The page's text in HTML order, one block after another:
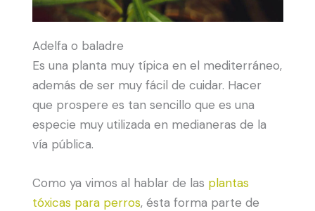
Adelfa o baladre
Es una planta muy típica en el mediterráneo,
además de ser muy fácil de cuidar. Hacer
que prospere es tan sencillo que es una
especie muy utilizada en medianeras de la
vía pública.
Como ya vimos al hablar de las plantas
tóxicas para perros, ésta forma parte de